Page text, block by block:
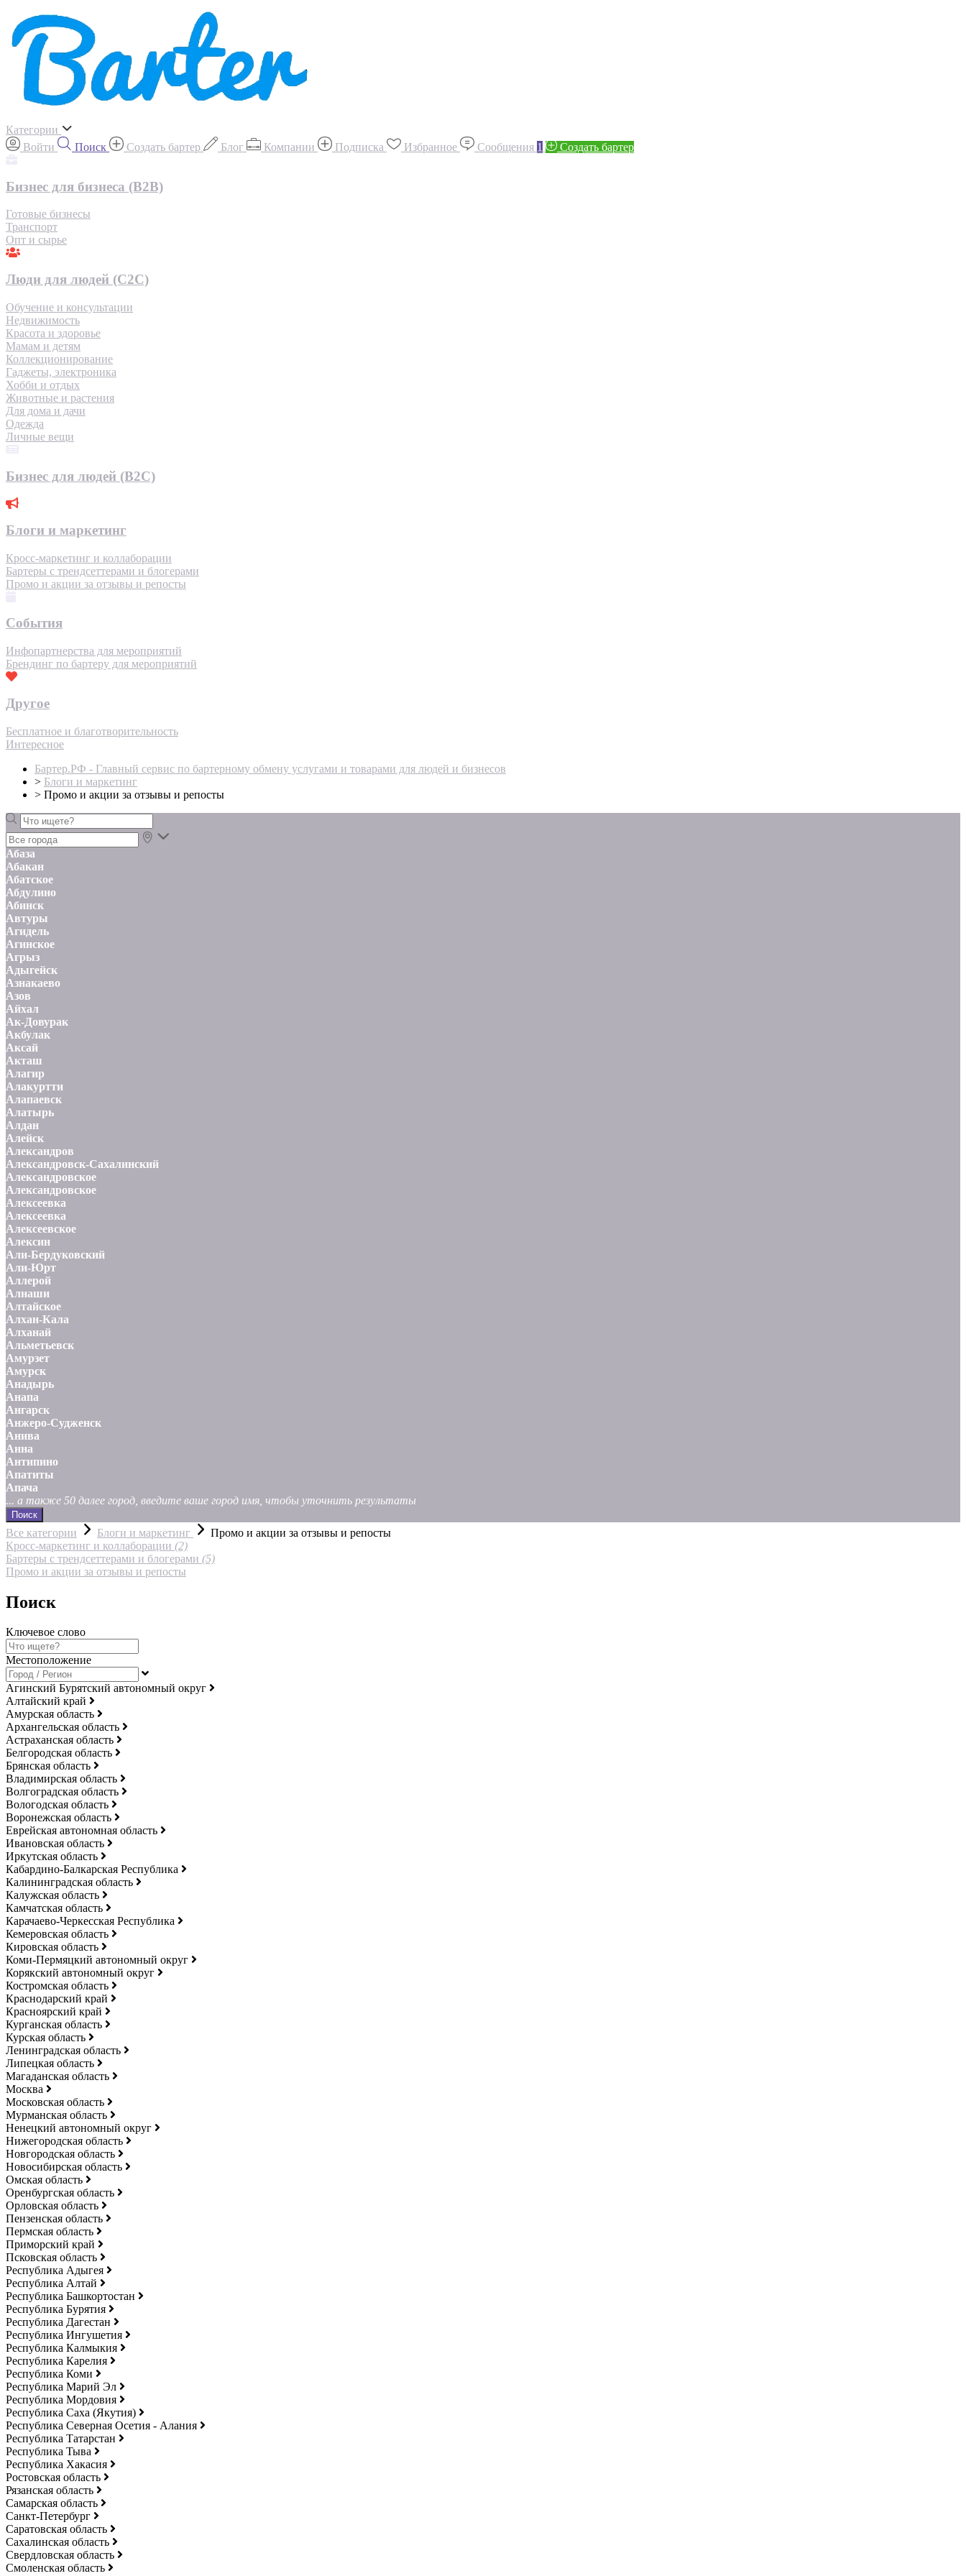
Категории
Войти
Поиск Создать бартер Блог Компании Подписка Избранное Сообщения 1 Создать бартер
Бизнес для бизнеса (B2B)
Готовые бизнесы
Транспорт
Опт и сырье
Люди для людей (С2С)
Обучение и консультации
Недвижимость
Красота и здоровье
Мамам и детям
Коллекционирование
Гаджеты, электроника
Хобби и отдых
Животные и растения
Для дома и дачи
Одежда
Личные вещи
Бизнес для людей (B2C)
Блоги и маркетинг
Кросс-маркетинг и коллаборации
Бартеры с трендсеттерами и блогерами
Промо и акции за отзывы и репосты
События
Инфопартнерства для мероприятий
Брендинг по бартеру для мероприятий
Другое
Бесплатное и благотворительность
Интересное
Бартер.РФ - Главный сервис по бартерному обмену услугами и товарами для людей и бизнесов
> Блоги и маркетинг
> Промо и акции за отзывы и репосты
Абаза
Абакан
Абатское
Абдулино
Абинск
Автуры
Агидель
Агинское
Агрыз
Адыгейск
Азнакаево
Азов
Айхал
Ак-Довурак
Акбулак
Аксай
Акташ
Алагир
Алакуртти
Алапаевск
Алатырь
Алдан
Алейск
Александров
Александровск-Сахалинский
Александровское
Александровское
Алексеевка
Алексеевка
Алексеевское
Алексин
Али-Бердуковский
Али-Юрт
Аллерой
Алнаши
Алтайское
Алхан-Кала
Алханай
Альметьевск
Амурзет
Амурск
Анадырь
Анапа
Ангарск
Анжеро-Судженск
Анива
Анна
Антипино
Апатиты
Апача
... а также 50 далее город, введите ваше город имя, чтобы уточнить результаты
Поиск
Все категории Блоги и маркетинг
Промо и акции за отзывы и репосты
Кросс-маркетинг и коллаборации (2)
Бартеры с трендсеттерами и блогерами (5)
Промо и акции за отзывы и репосты
Поиск
Ключевое слово
Местоположение
Агинский Бурятский автономный округ
Алтайский край
Амурская область
Архангельская область
Астраханская область
Белгородская область
Брянская область
Владимирская область
Волгоградская область
Вологодская область
Воронежская область
Еврейская автономная область
Ивановская область
Иркутская область
Кабардино-Балкарская Республика
Калининградская область
Калужская область
Камчатская область
Карачаево-Черкесская Республика
Кемеровская область
Кировская область
Коми-Пермяцкий автономный округ
Корякский автономный округ
Костромская область
Краснодарский край
Красноярский край
Курганская область
Курская область
Ленинградская область
Липецкая область
Магаданская область
Москва
Московская область
Мурманская область
Ненецкий автономный округ
Нижегородская область
Новгородская область
Новосибирская область
Омская область
Оренбургская область
Орловская область
Пензенская область
Пермская область
Приморский край
Псковская область
Республика Адыгея
Республика Алтай
Республика Башкортостан
Республика Бурятия
Республика Дагестан
Республика Ингушетия
Республика Калмыкия
Республика Карелия
Республика Коми
Республика Марий Эл
Республика Мордовия
Республика Саха (Якутия)
Республика Северная Осетия - Алания
Республика Татарстан
Республика Тыва
Республика Хакасия
Ростовская область
Рязанская область
Самарская область
Санкт-Петербург
Саратовская область
Сахалинская область
Свердловская область
Смоленская область